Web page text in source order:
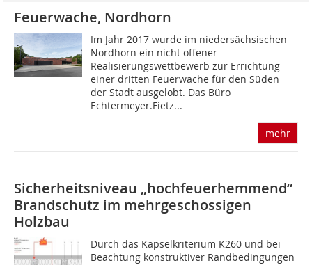
Feuerwache, Nordhorn
Im Jahr 2017 wurde im niedersächsischen
Nordhorn ein nicht offener
Realisierungswettbewerb zur Errichtung
einer dritten Feuerwache für den Süden
der Stadt ausgelobt. Das Büro
Echtermeyer.Fietz...
mehr
Sicherheitsniveau „hochfeuerhemmend“
Brandschutz im mehrgeschossigen
Holzbau
Durch das Kapselkriterium K260 und bei
Beachtung konstruktiver Randbedingungen